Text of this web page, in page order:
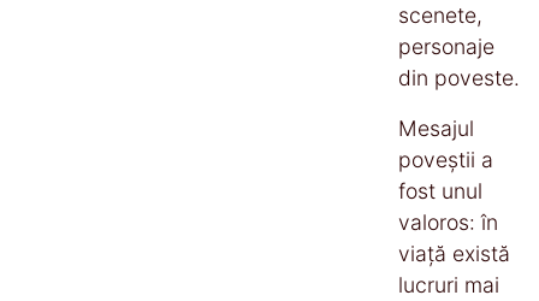
scenete,
personaje
din poveste.
Mesajul
poveștii a
fost unul
valoros: în
viață există
lucruri mai